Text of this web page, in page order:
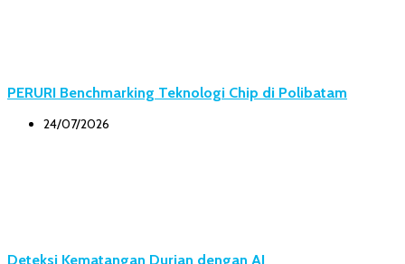
PERURI Benchmarking Teknologi Chip di Polibatam
24/07/2026
Deteksi Kematangan Durian dengan AI